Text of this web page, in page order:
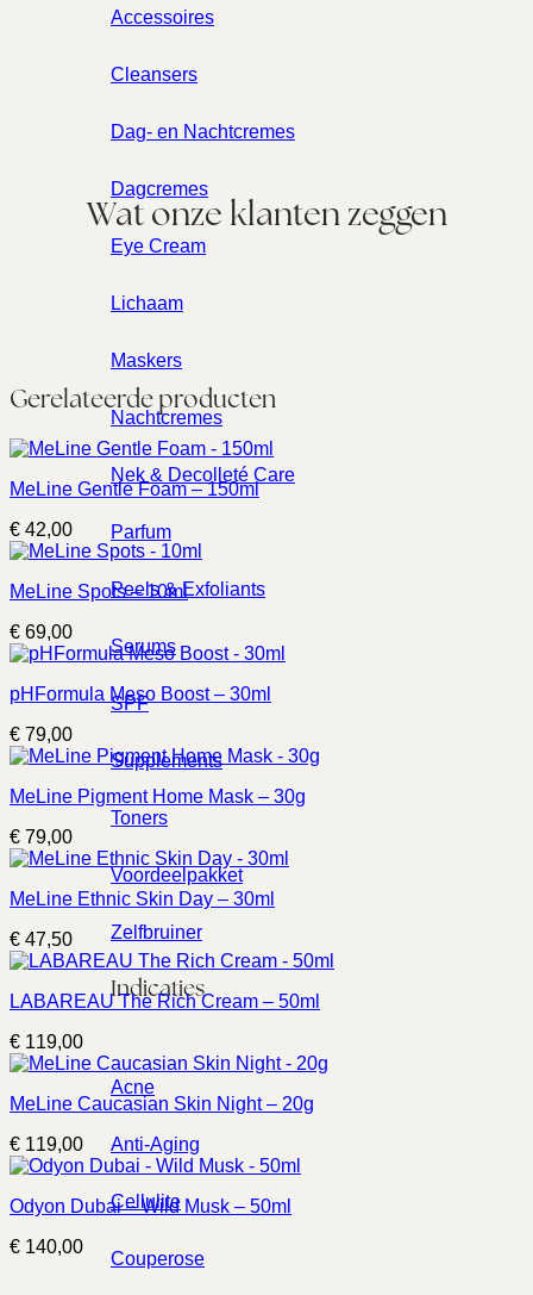
Accessoires
Cleansers
Dag- en Nachtcremes
Dagcremes
Eye Cream
Lichaam
Maskers
Nachtcremes
Nek & Decolleté Care
Parfum
Peels & Exfoliants
Serums
SPF
Supplements
Toners
Voordeelpakket
Zelfbruiner
Indicaties
Acne
Anti-Aging
Cellulite
Couperose
Wat onze klanten zeggen
Gerelateerde producten
MeLine Gentle Foam – 150ml
€ 42,00
MeLine Spots – 10ml
€ 69,00
pHFormula Meso Boost – 30ml
€ 79,00
MeLine Pigment Home Mask – 30g
€ 79,00
MeLine Ethnic Skin Day – 30ml
€ 47,50
LABAREAU The Rich Cream – 50ml
€ 119,00
MeLine Caucasian Skin Night – 20g
€ 119,00
Odyon Dubai – Wild Musk – 50ml
€ 140,00